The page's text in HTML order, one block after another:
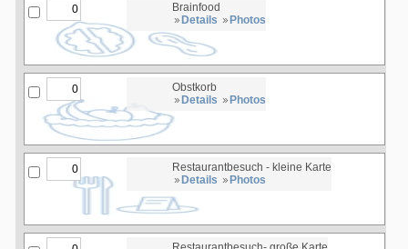
Brainfood
Details
Photos
Obstkorb
Details
Photos
Restaurantbesuch - kleine Karte
Details
Photos